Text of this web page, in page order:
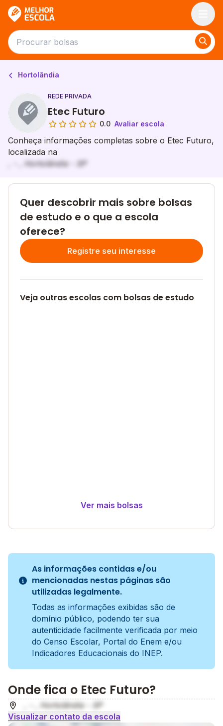
Hortolândia
REDE PRIVADA
Etec Futuro
0.0 Avaliar escola
Conheça informações completas sobre o Etec Futuro,
localizada na
, - , Hortolândia - SP
Quer descobrir mais sobre bolsas
de estudo e o que a escola
oferece?
Registre seu interesse
Veja outras escolas com bolsas de estudo
Ver mais bolsas
As informações contidas e/ou
mencionadas nestas páginas são
utilizadas legalmente.
Todas as informações exibidas são de
domínio público, podendo ter sua
autenticidade facilmente verificada por meio
do Censo Escolar, Portal do Enem e/ou
Indicadores Educacionais do INEP.
Onde fica o Etec Futuro?
, - , Hortolândia - SP
Visualizar contato da escola